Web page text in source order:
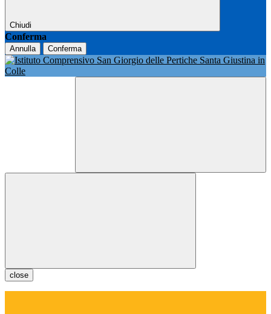
Chiudi
Conferma
Annulla Conferma
close